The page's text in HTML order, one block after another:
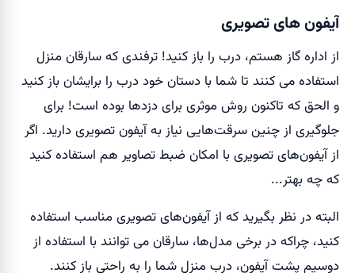
آیفون های تصویری
از اداره گاز هستم، درب را باز کنید! ترفندی که سارقان منزل
استفاده می کنند تا شما با دستان خود درب را برایشان باز کنید
و الحق که تاکنون روش موثری برای دزدها بوده است! برای
جلوگیری از چنین سرقت‌هایی نیاز به آیفون تصویری دارید. اگر
از آیفون‌های تصویری با امکان ضبط تصاویر هم استفاده کنید
که چه بهتر...
البته در نظر بگیرید که از آیفون‌های تصویری مناسب استفاده
کنید، چراکه در برخی مدل‌ها، سارقان می توانند با استفاده از
دوسیم پشت آیفون، درب منزل شما را به راحتی باز کنند.